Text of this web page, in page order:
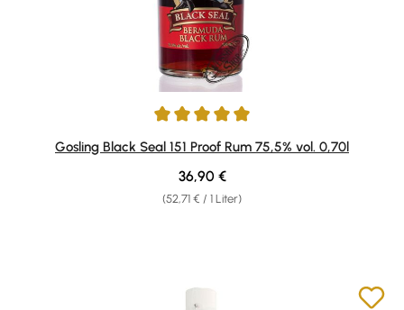
Durchschnittliche Bewertung von 5 von 5 Sternen
Gosling Black Seal 151 Proof Rum 75,5% vol. 0,70l
(52,71 € / 1 Liter)
Regulärer Preis:
36,90 €